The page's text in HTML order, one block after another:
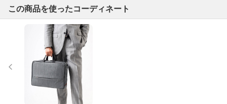
この商品を使ったコーディネート